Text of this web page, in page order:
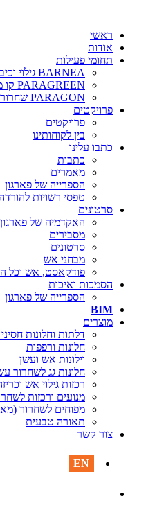
ראשי
אודות
תחומי פעילות
BARNEA גילוי וכיבוי אש
PARAGREEN קו מוצרים ירוקים
PARAGON שחרור חום ועשן
פרויקטים
פרויקטים
בין לקוחותינו
כתבו עלינו
כתבות
מאמרים
הספרייה של פארגון
טפסי רשויות
סרטונים
האקדמיה של פארגון
מסבירים
סרטונים
מבחני אש
פודקאסט, אש וכל
הסמכות ואיכות
הספרייה של פארגון
BIM
מוצרים‎
דלתות וחלונות
חלונות ורפפות
וילונות אש ועשן
חלונות גג לשחרור
רכזות גילוי אש
מנועים ורכזות
מפוחים לשחרור
תאורה טבעית
צור קשר
EN